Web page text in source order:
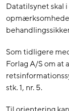
Datatilsynet skal
Som tidligere
Forlag A/S om at
stk. 1, nr. 5.